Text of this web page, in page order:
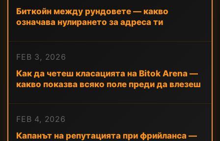
Биткойн между рундовете — какво
означава нулирането за адреса ти
FEB 3, 2026
Как да четеш класацията на Bitok Arena —
какво показва всяко поле преди да влезеш
FEB 4, 2026
Капанът на репутацията при фрийланса —